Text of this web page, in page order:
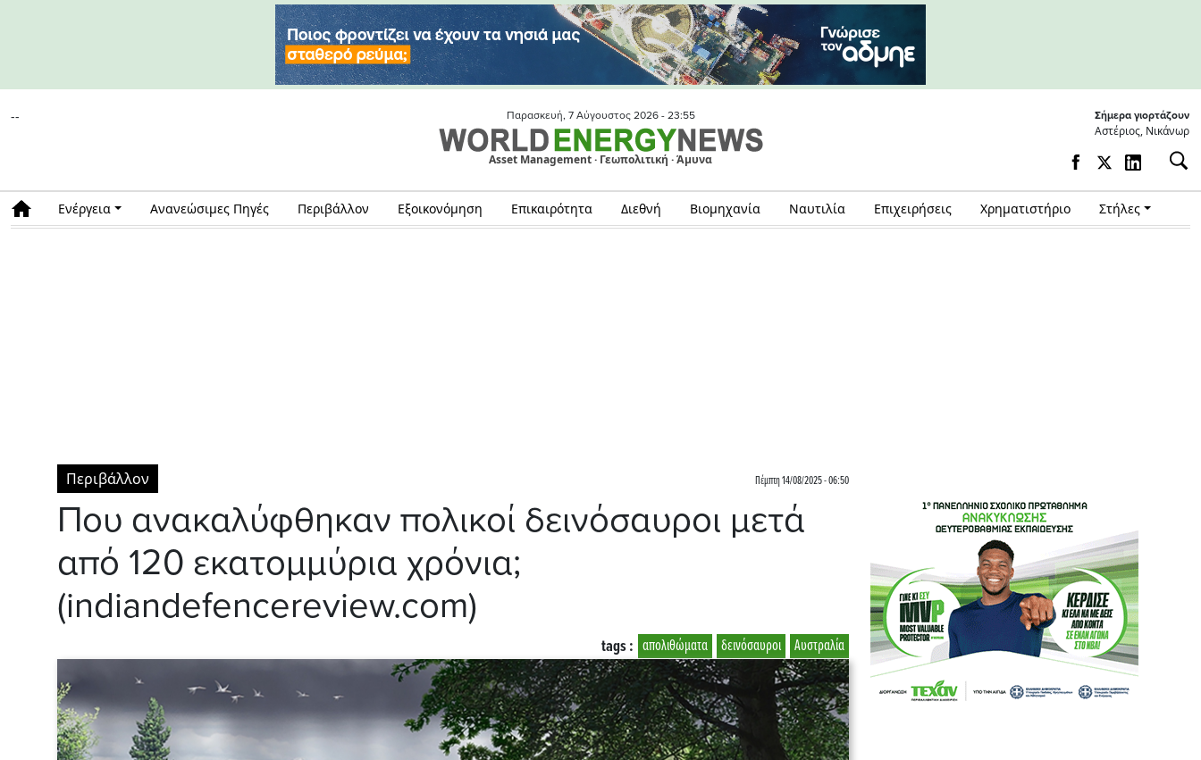
-- Παρασκευή, 7 Αύγουστος 2026 - 23:55
Asset Management · Γεωπολιτική · Άμυνα
Σήμερα γιορτάζουν
Αστέριος, Νικάνωρ
Ενέργεια Ανανεώσιμες Πηγές Περιβάλλον Εξοικονόμηση Επικαιρότητα Διεθνή Βιομηχανία Ναυτιλία Επιχειρήσεις Χρηματιστήριο Στήλες
Περιβάλλον Πέμπτη 14/08/2025 - 06:50
Που ανακαλύφθηκαν πολικοί δεινόσαυροι μετά
από 120 εκατομμύρια χρόνια;
(indiandefencereview.com)
Αυστραλία
δεινόσαυροι
απολιθώματα
tags :